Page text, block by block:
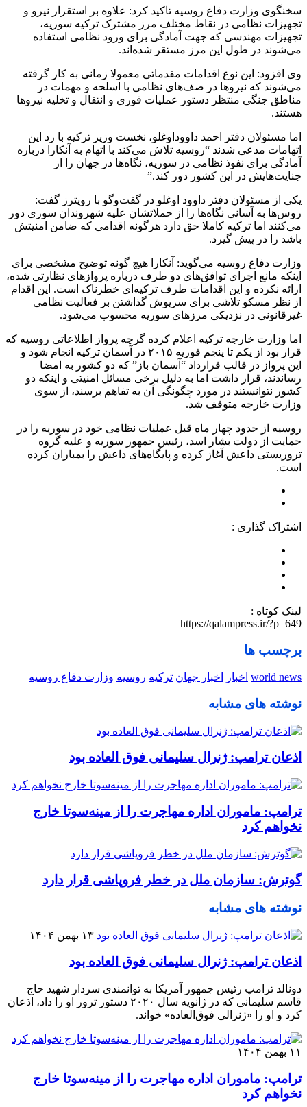
سخنگوی وزارت دفاع روسیه تاکید کرد: علاوه بر استقرار نیرو و
تجهیزات نظامی در نقاط مختلف مرز مشترک ترکیه سوریه،
تجهیزات مهندسی که جهت آمادگی برای ورود نظامی استفاده
می‌شوند در طول این مرز مستقر شده‌اند.
وی افزود: این نوع اقدامات مقدماتی معمولا زمانی به کار گرفته
می‌شوند که نیروها در صف‌های نظامی با اسلحه و مهمات در
مناطق جنگی منتظر دستور عملیات فوری و انتقال و تخلیه نیروها
هستند.
اما مسئولان دفتر احمد داووداوغلو، نخست وزیر ترکیه با رد این
اتهامات مدعی شدند “روسیه تلاش می‌کند با اتهام به آنکارا درباره
آمادگی برای نفوذ نظامی در سوریه، نگاه‌ها در جهان را از
جنایت‌هایش در این کشور دور کند.”
یکی از مسئولان دفتر داوود اوغلو در گفت‌وگو با رویترز گفت:
روس‌ها به آسانی نگاه‌ها را از حملاتشان علیه شهروندان سوری دور
می‌کنند اما ترکیه کاملا حق دارد هرگونه اقدامی که ضامن امنیتش
باشد را در پیش گیرد.
وزارت دفاع روسیه می‌گوید: آنکارا هیچ گونه توضیح مشخصی برای
اینکه مانع اجرای توافق‌های دو طرف درباره پروازهای نظارتی شده،
ارائه نکرده و این اقدامات طرف ترکیه‌ای خطرناک است. این اقدام
از نظر مسکو تلاشی برای سرپوش گذاشتن بر فعالیت‌ نظامی
غیرقانونی‌ در نزدیکی مرزهای سوریه محسوب می‌شود.
اما وزارت خارجه ترکیه اعلام کرده گرچه پرواز اطلاعاتی روسیه که
قرار بود از یکم تا پنجم فوریه ۲۰۱۵ در آسمان ترکیه انجام شود و
این پرواز در قالب قرارداد “آسمان باز” که دو کشور به امضا
رساندند، قرار داشت اما به دلیل برخی مسائل امنیتی و اینکه دو
کشور نتوانستند در مورد چگونگی آن به تفاهم برسند، از سوی
وزارت خارجه متوقف شد.
روسیه از حدود چهار ماه قبل عملیات نظامی خود در سوریه را در
حمایت از دولت بشار اسد، رئیس جمهور سوریه و علیه گروه
تروریستی داعش آغاز کرده و پایگاه‌های داعش را بمباران کرده
است.
اشتراک گذاری :
لینک کوتاه :
https://qalampress.ir/?p=649
برچسب ها
world news اخبار اخبار جهان ترکیه روسیه وزارت دفاع روسیه
نوشته های مشابه
اذعان ترامپ: ژنرال سلیمانی فوق العاده بود
ترامپ: ماموران اداره مهاجرت را از مینه‌سوتا خارج
نخواهم کرد
گوترش: سازمان ملل در خطر فروپاشی قرار دارد
نوشته های مشابه
۱۳ بهمن ۱۴۰۴
اذعان ترامپ: ژنرال سلیمانی فوق العاده بود
دونالد ترامپ رئیس جمهور آمریکا به توانمندی سردار شهید حاج
قاسم سلیمانی که در ژانویه سال ۲۰۲۰ دستور ترور او را داد، اذعان
کرد و او را «ژنرالی فوق‌العاده» خواند.
۱۱ بهمن ۱۴۰۴
ترامپ: ماموران اداره مهاجرت را از مینه‌سوتا خارج
نخواهم کرد